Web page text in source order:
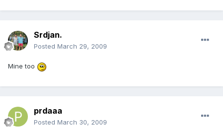
Srdjan.
Posted March 29, 2009
Mine too
prdaaa
Posted March 30, 2009